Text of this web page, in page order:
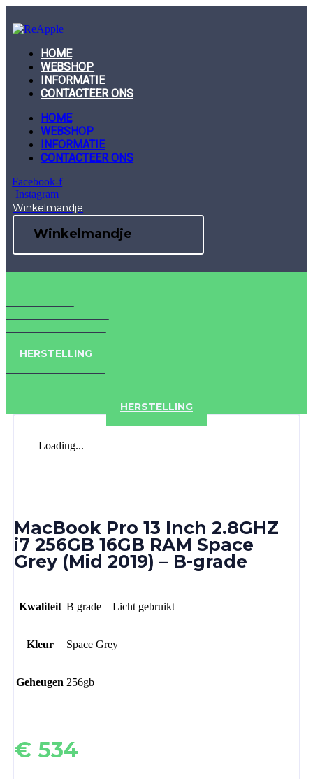
to
content
HOME
WEBSHOP
INFORMATIE
CONTACTEER ONS
HOME
WEBSHOP
INFORMATIE
CONTACTEER ONS
Facebook-f
Instagram
Winkelmandje
Winkelmandje
HERSTELLING
HERSTELLING
Loading...
MacBook Pro 13 Inch 2.8GHZ
i7 256GB 16GB RAM Space
Grey (Mid 2019) – B-grade
Kwaliteit B grade – Licht gebruikt
Kleur Space Grey
Geheugen 256gb
€ 534